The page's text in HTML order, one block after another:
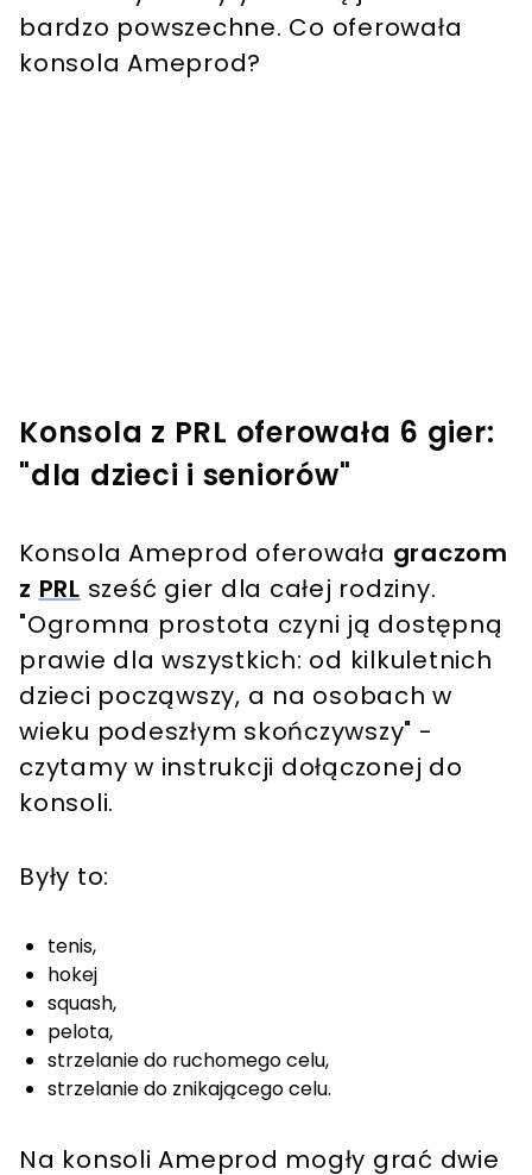
bardzo powszechne. Co oferowała
konsola Ameprod?
Konsola z PRL oferowała 6 gier:
"dla dzieci i seniorów"
Konsola Ameprod oferowała graczom
z PRL sześć gier dla całej rodziny.
"Ogromna prostota czyni ją dostępną
prawie dla wszystkich: od kilkuletnich
dzieci począwszy, a na osobach w
wieku podeszłym skończywszy" -
czytamy w instrukcji dołączonej do
konsoli.
Były to:
tenis,
hokej
squash,
pelota,
strzelanie do ruchomego celu,
strzelanie do znikającego celu.
Na konsoli Ameprod mogły grać dwie